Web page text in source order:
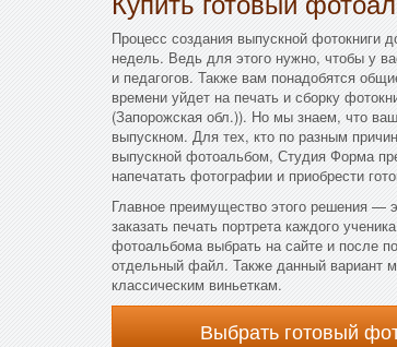
Процесс создания выпускной фотокниги
недель. Ведь для этого нужно, чтобы у
и педагогов. Также вам понадобятся
времени уйдет на печать и сборку
(Запорожская обл.)). Но мы знаем, что
выпускном. Для тех, кто по разным
выпускной фотоальбом, Студия Форма
напечатать фотографии и приобрести
Главное преимущество этого решения —
заказать печать портрета каждого
фотоальбома выбрать на сайте и после
отдельный файл. Также данный вариант
классическим виньеткам.
Выбрать готовый